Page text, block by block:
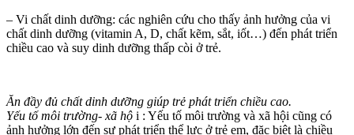
– Vi chất dinh dưỡng: các nghiên cứu cho thấy ảnh hưởng của vi
chất dinh dưỡng (vitamin A, D, chất kẽm, sắt, iốt…) đến phát triển
chiều cao và suy dinh dưỡng thấp còi ở trẻ.
Ăn đầy đủ chất dinh dưỡng giúp trẻ phát triển chiều cao.
Yếu tố môi trường- xã hộ i : Yếu tố môi trường và xã hội cũng có
ảnh hưởng lớn đến sự phát triển thể lực ở trẻ em, đặc biệt là chiều